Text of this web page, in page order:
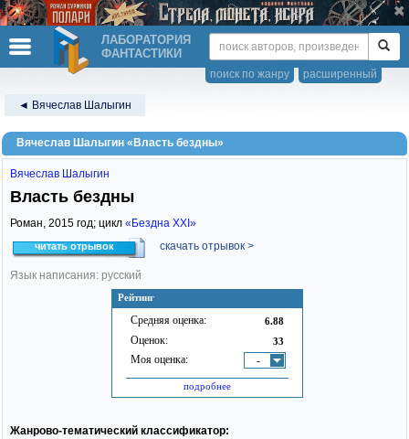
ЛАБОРАТОРИЯ
ФАНТАСТИКИ
расширенный
поиск по жанру
◄ Вячеслав Шалыгин
Вячеслав Шалыгин «Власть бездны»
Рейтинг
Средняя оценка: 6.88
Оценок: 33
Моя оценка: -
подробнее
Вячеслав Шалыгин
Власть бездны
Роман, 2015 год; цикл «Бездна XXI»
читать отрывок скачать отрывок >
Язык написания: русский
Жанрово-тематический классификатор: